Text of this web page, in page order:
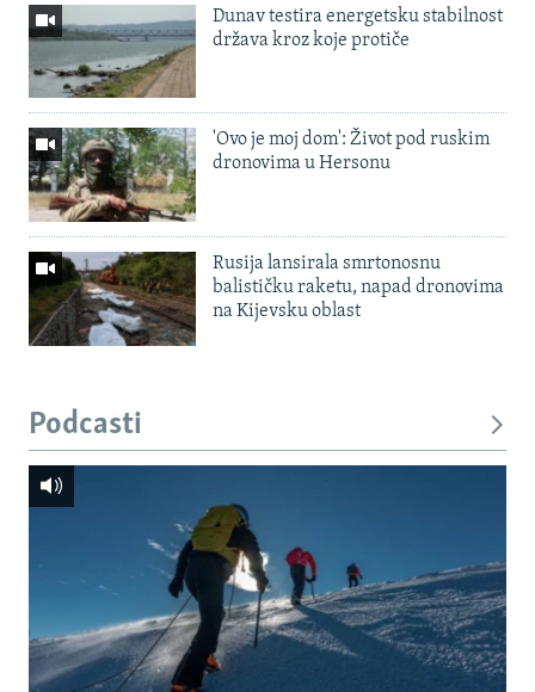
Dunav testira energetsku stabilnost
država kroz koje protiče
'Ovo je moj dom': Život pod ruskim
dronovima u Hersonu
Rusija lansirala smrtonosnu
balističku raketu, napad dronovima
na Kijevsku oblast
Podcasti